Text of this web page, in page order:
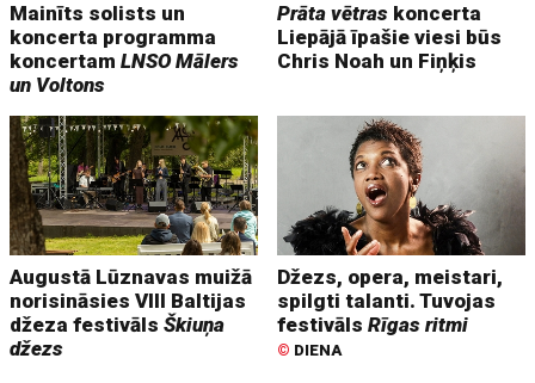
Mainīts solists un
koncerta programma
koncertamLNSO Mālers
un Voltons
Prāta vētras koncerta
Liepājā īpašie viesi būs
Chris Noah un Fiņķis
Augustā Lūznavas muižā
norisināsies VIII Baltijas
džeza festivālsŠkiuņa
džezs
Džezs, opera, meistari,
spilgti talanti. Tuvojas
festivālsRīgas ritmi
© DIENA